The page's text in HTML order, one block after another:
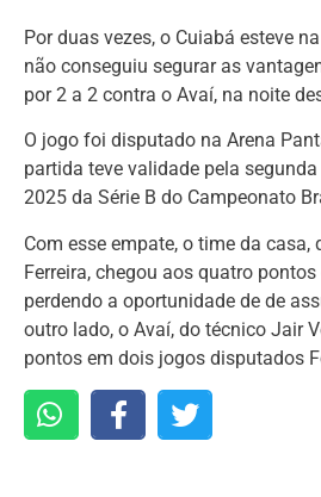
Por duas vezes, o Cuiabá esteve
não conseguiu segurar as
por 2 a 2 contra o Avaí, na noite
O jogo foi disputado na Arena
partida teve validade pela
2025 da Série B do Campeonato
Com esse empate, o time da casa,
Ferreira, chegou aos quatro
perdendo a oportunidade de de
outro lado, o Avaí, do técnico Jair
pontos em dois jogos disputados